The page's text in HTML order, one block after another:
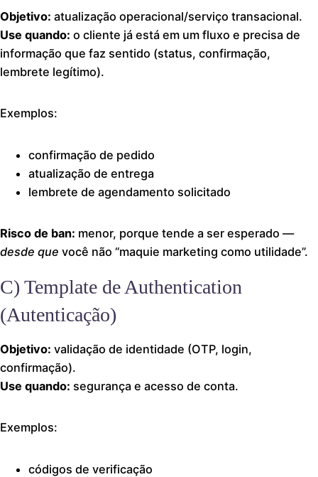
Objetivo: atualização operacional/serviço transacional.
Use quando: o cliente já está em um fluxo e precisa de
informação que faz sentido (status, confirmação,
lembrete legítimo).
Exemplos:
confirmação de pedido
atualização de entrega
lembrete de agendamento solicitado
Risco de ban: menor, porque tende a ser esperado —
desde que você não “maquie marketing como utilidade”.
C) Template de Authentication
(Autenticação)
Objetivo: validação de identidade (OTP, login,
confirmação).
Use quando: segurança e acesso de conta.
Exemplos:
códigos de verificação